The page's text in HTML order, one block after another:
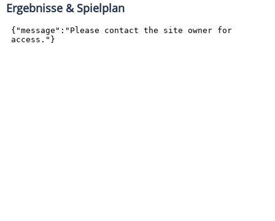
Ergebnisse & Spielplan